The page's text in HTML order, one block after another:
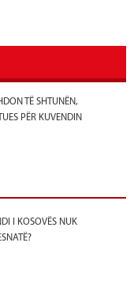
TË SHTUNËN,
PËR KUVENDIN
I KOSOVËS NUK